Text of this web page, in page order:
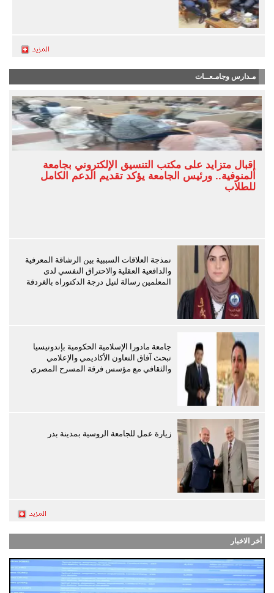
مـدارس وجامـعــات
إقبال متزايد على مكتب التنسيق الإلكتروني بجامعة
المنوفية.. ورئيس الجامعة يؤكد تقديم الدعم الكامل
للطلاب
نمذجة العلاقات السببية بين الرشاقة المعرفية
والدافعية العقلية والاحتراق النفسي لدى
المعلمين رسالة لنيل درجة الدكتوراه بالغردقة
جامعة مادورا الإسلامية الحكومية بإندونيسيا
تبحث آفاق التعاون الأكاديمي والإعلامي
والثقافي مع مؤسس فرقة المسرح المصري
زيارة عمل للجامعة الروسية بمدينة بدر
أخر الاخبار